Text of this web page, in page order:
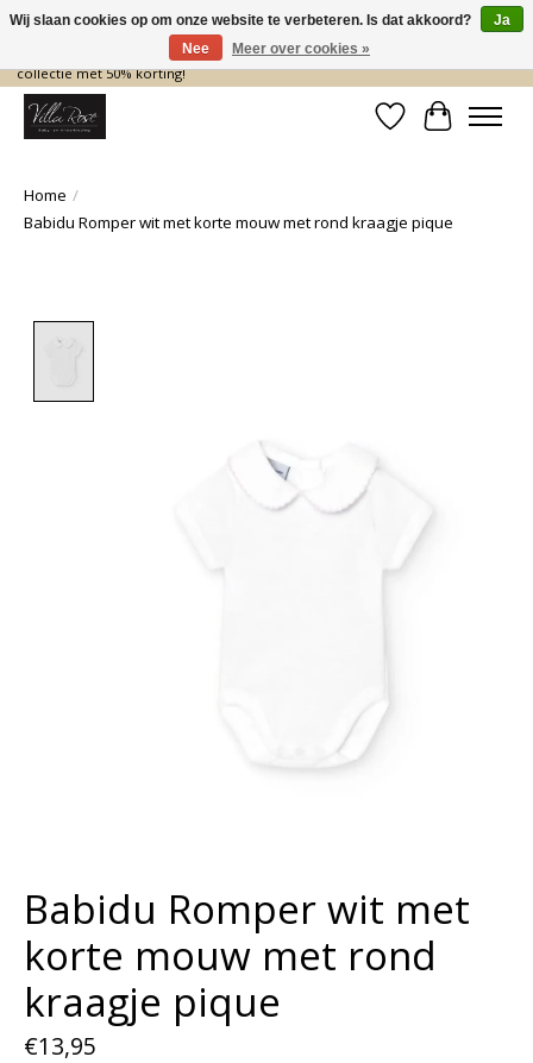
De nieuwe collectie komt eraan… en wij maken ruimte! Shop nu de zomer
collectie met 50% korting!
Verlanglijst
Home /
Babidu Romper wit met korte mouw met rond kraagje pique
Babidu Romper wit met
korte mouw met rond
kraagje pique
€13,95
Wij slaan cookies op om onze website te verbeteren. Is dat akkoord?
Ja
Nee
Meer over cookies »